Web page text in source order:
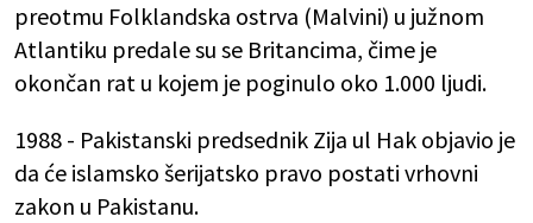
preotmu Folklandska ostrva (Malvini) u južnom
Atlantiku predale su se Britancima, čime je
okončan rat u kojem je poginulo oko 1.000 ljudi.
1988 - Pakistanski predsednik Zija ul Hak objavio je
da će islamsko šerijatsko pravo postati vrhovni
zakon u Pakistanu.